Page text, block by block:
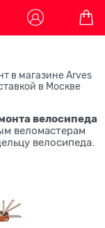
в магазине Arves
в Москве
велосипеда
веломастерам
велосипеда.